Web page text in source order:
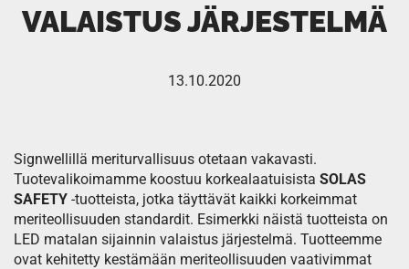
VALAISTUS JÄRJESTELMÄ
13.10.2020
Signwellillä meriturvallisuus otetaan vakavasti.
Tuotevalikoimamme koostuu korkealaatuisista SOLAS
SAFETY -tuotteista, jotka täyttävät kaikki korkeimmat
meriteollisuuden standardit. Esimerkki näistä tuotteista on
LED matalan sijainnin valaistus järjestelmä. Tuotteemme
ovat kehitetty kestämään meriteollisuuden vaativimmat